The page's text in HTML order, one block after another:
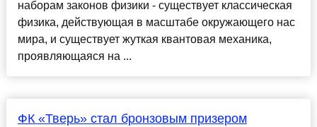
наборам законов физики - существует классическая
физика, действующая в масштабе окружающего нас
мира, и существует жуткая квантовая механика,
проявляющаяся на ...
ФК «Тверь» стал бронзовым призером